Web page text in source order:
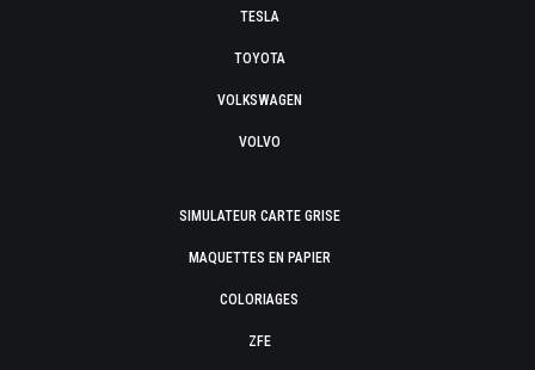
TESLA
TOYOTA
VOLKSWAGEN
VOLVO
SIMULATEUR CARTE GRISE
MAQUETTES EN PAPIER
COLORIAGES
ZFE